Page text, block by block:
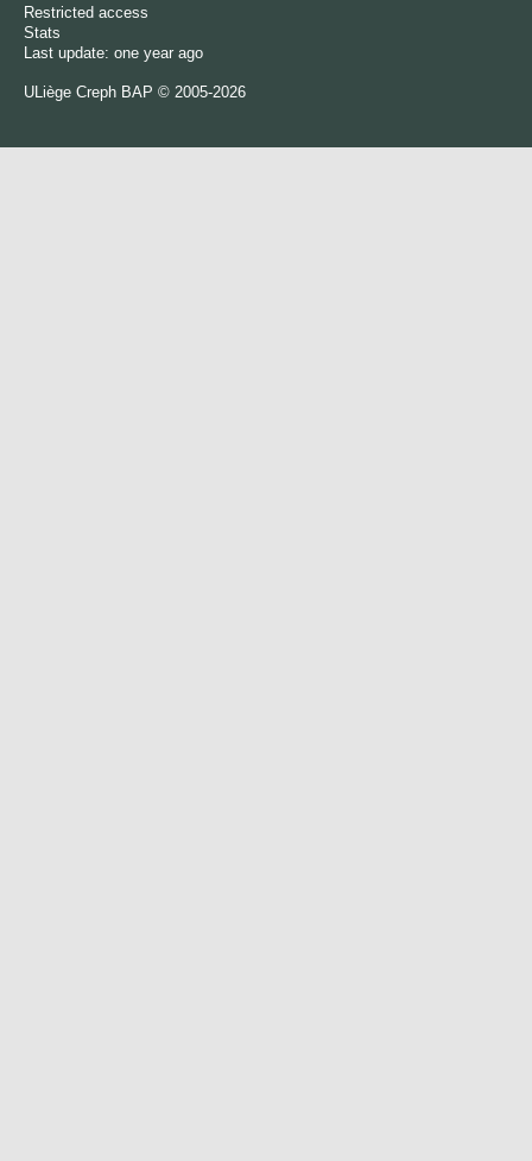
Restricted access
Stats
Last update: one year ago
ULiège Creph BAP © 2005-2026